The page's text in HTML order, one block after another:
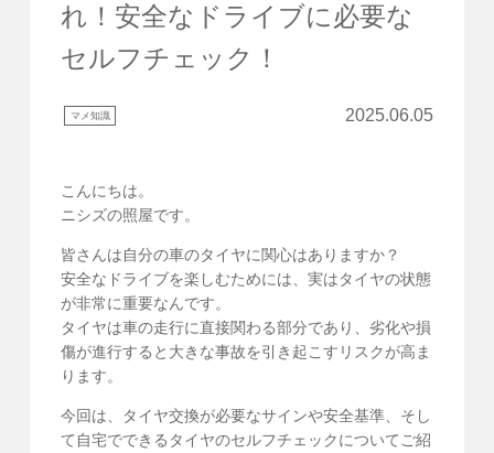
れ！安全なドライブに必要な
セルフチェック！
マメ知識 2025.06.05
こんにちは。
ニシズの照屋です。
皆さんは自分の車のタイヤに関心はありますか？
安全なドライブを楽しむためには、実はタイヤの状態
が非常に重要なんです。
タイヤは車の走行に直接関わる部分であり、劣化や損
傷が進行すると大きな事故を引き起こすリスクが高ま
ります。
今回は、タイヤ交換が必要なサインや安全基準、そし
て自宅でできるタイヤのセルフチェックについてご紹